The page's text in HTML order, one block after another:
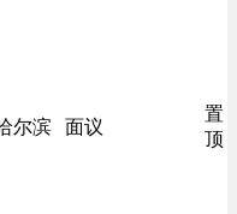
尔滨 面议
置
顶